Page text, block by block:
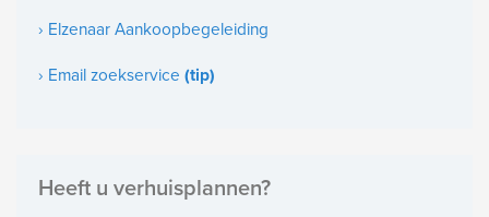
67m²
› Elzenaar Aankoopbegeleiding
› Email zoekservice (tip)
Heeft u verhuisplannen?